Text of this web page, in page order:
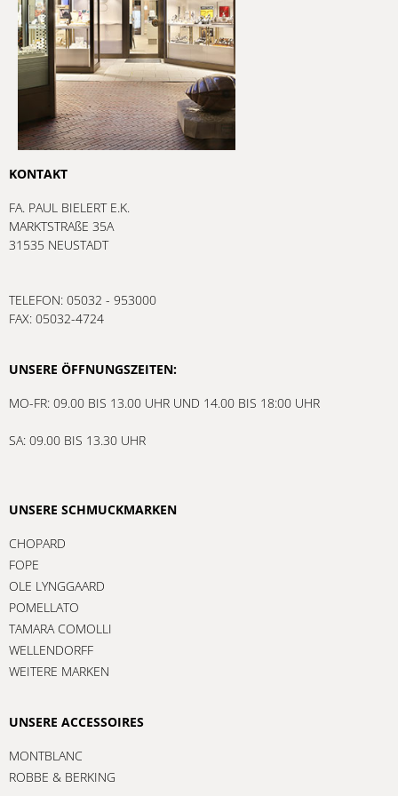
KONTAKT
FA. PAUL BIELERT E.K.
MARKTSTRAßE 35A
31535 NEUSTADT
TELEFON: 05032 - 953000
FAX: 05032-4724
UNSERE ÖFFNUNGSZEITEN:
MO-FR: 09.00 BIS 13.00 UHR UND 14.00 BIS 18:00 UHR
SA: 09.00 BIS 13.30 UHR
UNSERE SCHMUCKMARKEN
CHOPARD
FOPE
OLE LYNGGAARD
POMELLATO
TAMARA COMOLLI
WELLENDORFF
WEITERE MARKEN
UNSERE ACCESSOIRES
MONTBLANC
ROBBE & BERKING